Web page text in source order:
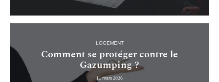
LOGEMENT
Comment se protéger contre le
Gazumping ?
11 mars 2026